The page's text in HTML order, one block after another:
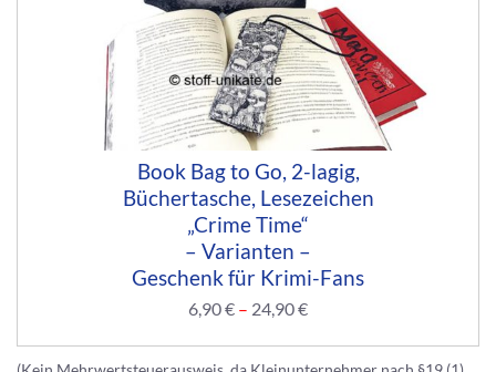
Book Bag to Go, 2-lagig,
Büchertasche, Lesezeichen
„Crime Time“
– Varianten –
Geschenk für Krimi-Fans
6,90€ – 24,90€